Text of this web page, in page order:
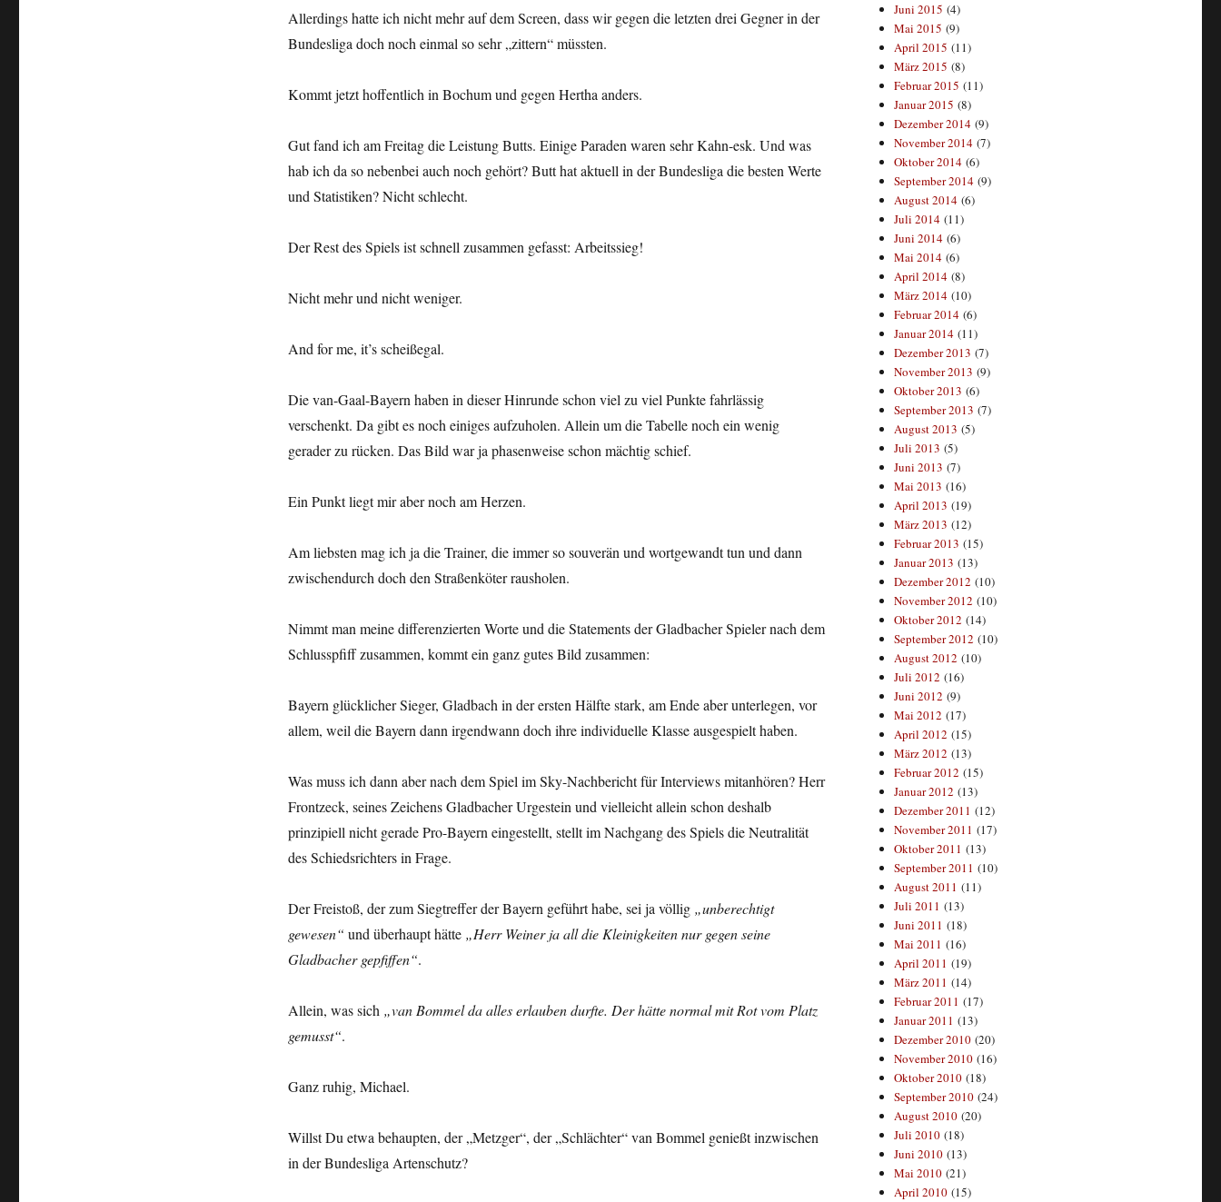
Allerdings hatte ich nicht mehr auf dem Screen, dass wir gegen die letzten drei Gegner in der
Bundesliga doch noch einmal so sehr „zittern“ müssten.
Kommt jetzt hoffentlich in Bochum und gegen Hertha anders.
Gut fand ich am Freitag die Leistung Butts. Einige Paraden waren sehr Kahn-esk. Und was
hab ich da so nebenbei auch noch gehört? Butt hat aktuell in der Bundesliga die besten Werte
und Statistiken? Nicht schlecht.
Der Rest des Spiels ist schnell zusammen gefasst: Arbeitssieg!
Nicht mehr und nicht weniger.
And for me, it’s scheißegal.
Die van-Gaal-Bayern haben in dieser Hinrunde schon viel zu viel Punkte fahrlässig
verschenkt. Da gibt es noch einiges aufzuholen. Allein um die Tabelle noch ein wenig
gerader zu rücken. Das Bild war ja phasenweise schon mächtig schief.
Ein Punkt liegt mir aber noch am Herzen.
Am liebsten mag ich ja die Trainer, die immer so souverän und wortgewandt tun und dann
zwischendurch doch den Straßenköter rausholen.
Nimmt man meine differenzierten Worte und die Statements der Gladbacher Spieler nach dem
Schlusspfiff zusammen, kommt ein ganz gutes Bild zusammen:
Bayern glücklicher Sieger, Gladbach in der ersten Hälfte stark, am Ende aber unterlegen, vor
allem, weil die Bayern dann irgendwann doch ihre individuelle Klasse ausgespielt haben.
Was muss ich dann aber nach dem Spiel im Sky-Nachbericht für Interviews mitanhören? Herr
Frontzeck, seines Zeichens Gladbacher Urgestein und vielleicht allein schon deshalb
prinzipiell nicht gerade Pro-Bayern eingestellt, stellt im Nachgang des Spiels die Neutralität
des Schiedsrichters in Frage.
Der Freistoß, der zum Siegtreffer der Bayern geführt habe, sei ja völlig „unberechtigt
gewesen“ und überhaupt hätte „Herr Weiner ja all die Kleinigkeiten nur gegen seine
Gladbacher gepfiffen“.
Allein, was sich „van Bommel da alles erlauben durfte. Der hätte normal mit Rot vom Platz
gemusst“.
Ganz ruhig, Michael.
Willst Du etwa behaupten, der „Metzger“, der „Schlächter“ van Bommel genießt inzwischen
in der Bundesliga Artenschutz?
Juni 2015 (4)
Mai 2015 (9)
April 2015 (11)
März 2015 (8)
Februar 2015 (11)
Januar 2015 (8)
Dezember 2014 (9)
November 2014 (7)
Oktober 2014 (6)
September 2014 (9)
August 2014 (6)
Juli 2014 (11)
Juni 2014 (6)
Mai 2014 (6)
April 2014 (8)
März 2014 (10)
Februar 2014 (6)
Januar 2014 (11)
Dezember 2013 (7)
November 2013 (9)
Oktober 2013 (6)
September 2013 (7)
August 2013 (5)
Juli 2013 (5)
Juni 2013 (7)
Mai 2013 (16)
April 2013 (19)
März 2013 (12)
Februar 2013 (15)
Januar 2013 (13)
Dezember 2012 (10)
November 2012 (10)
Oktober 2012 (14)
September 2012 (10)
August 2012 (10)
Juli 2012 (16)
Juni 2012 (9)
Mai 2012 (17)
April 2012 (15)
März 2012 (13)
Februar 2012 (15)
Januar 2012 (13)
Dezember 2011 (12)
November 2011 (17)
Oktober 2011 (13)
September 2011 (10)
August 2011 (11)
Juli 2011 (13)
Juni 2011 (18)
Mai 2011 (16)
April 2011 (19)
März 2011 (14)
Februar 2011 (17)
Januar 2011 (13)
Dezember 2010 (20)
November 2010 (16)
Oktober 2010 (18)
September 2010 (24)
August 2010 (20)
Juli 2010 (18)
Juni 2010 (13)
Mai 2010 (21)
April 2010 (15)